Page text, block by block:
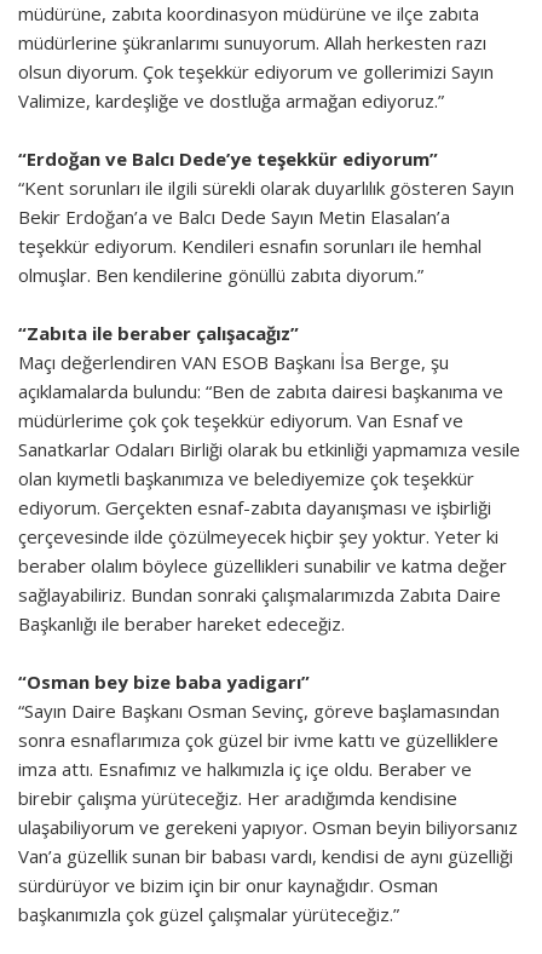
müdürüne, zabıta koordinasyon müdürüne ve ilçe zabıta
müdürlerine şükranlarımı sunuyorum. Allah herkesten razı
olsun diyorum. Çok teşekkür ediyorum ve gollerimizi Sayın
Valimize, kardeşliğe ve dostluğa armağan ediyoruz.”
“Erdoğan ve Balcı Dede’ye teşekkür ediyorum”
“Kent sorunları ile ilgili sürekli olarak duyarlılık gösteren Sayın
Bekir Erdoğan’a ve Balcı Dede Sayın Metin Elasalan’a
teşekkür ediyorum. Kendileri esnafın sorunları ile hemhal
olmuşlar. Ben kendilerine gönüllü zabıta diyorum.”
“Zabıta ile beraber çalışacağız”
Maçı değerlendiren VAN ESOB Başkanı İsa Berge, şu
açıklamalarda bulundu: “Ben de zabıta dairesi başkanıma ve
müdürlerime çok çok teşekkür ediyorum. Van Esnaf ve
Sanatkarlar Odaları Birliği olarak bu etkinliği yapmamıza vesile
olan kıymetli başkanımıza ve belediyemize çok teşekkür
ediyorum. Gerçekten esnaf-zabıta dayanışması ve işbirliği
çerçevesinde ilde çözülmeyecek hiçbir şey yoktur. Yeter ki
beraber olalım böylece güzellikleri sunabilir ve katma değer
sağlayabiliriz. Bundan sonraki çalışmalarımızda Zabıta Daire
Başkanlığı ile beraber hareket edeceğiz.
“Osman bey bize baba yadigarı”
“Sayın Daire Başkanı Osman Sevinç, göreve başlamasından
sonra esnaflarımıza çok güzel bir ivme kattı ve güzelliklere
imza attı. Esnafımız ve halkımızla iç içe oldu. Beraber ve
birebir çalışma yürüteceğiz. Her aradığımda kendisine
ulaşabiliyorum ve gerekeni yapıyor. Osman beyin biliyorsanız
Van’a güzellik sunan bir babası vardı, kendisi de aynı güzelliği
sürdürüyor ve bizim için bir onur kaynağıdır. Osman
başkanımızla çok güzel çalışmalar yürüteceğiz.”